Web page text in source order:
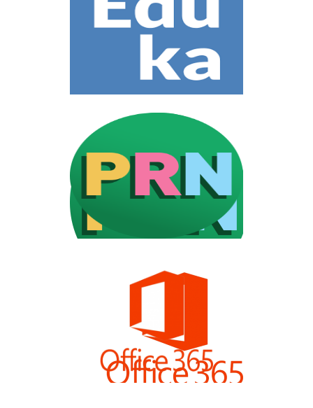
EDUKA
FACTURACIÓN
PRONOTE
GESTIONAR LA
ESCOLARIDAD
PEDAGÓGICA